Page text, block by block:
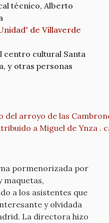
técnico, Alberto
de Villaverde
centro cultural Santa
y otras personas
pormenorizada por
maquetas,
a los asistentes que
y olvidada
La directora hizo